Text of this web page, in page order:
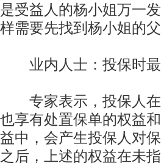
是受益人的杨小姐万一
样需要先找到杨小姐的
业内人士：投保时最
专家表示，投保人在
也享有处置保单的权益
益中，会产生投保人对
之后，上述的权益在未